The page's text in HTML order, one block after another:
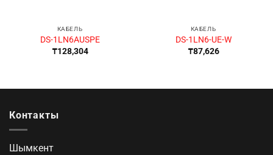
КАБЕЛЬ
DS-1LN6AUSPE
₸128,304
КАБЕЛЬ
DS-1LN6-UE-W
₸87,626
Контакты
Шымкент